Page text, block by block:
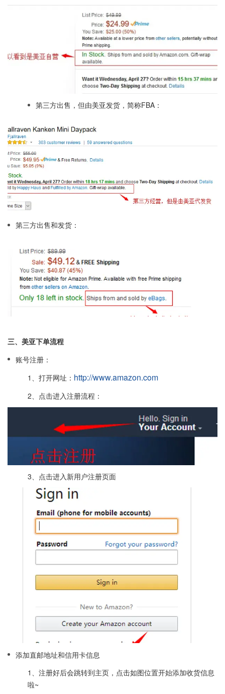
第三方出售，但由美亚发货，简称FBA：
第三方出售和发货：
三、美亚下单流程
账号注册：
1、打开网址： http://www.amazon.com
2、点击进入注册流程：
3、点击进入新用户注册页面
添加直邮地址和信用卡信息
1、注册好后会跳转到主页，点击如图位置开始添加收货信息
啦~